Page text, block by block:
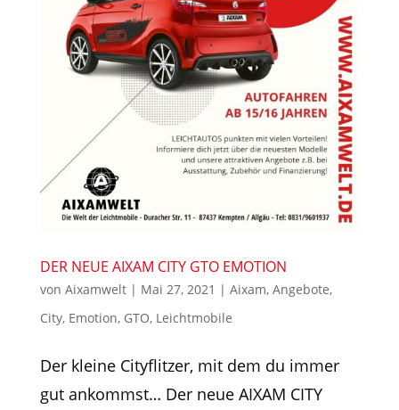
DER NEUE AIXAM CITY GTO EMOTION
von Aixamwelt| Mai 27, 2021 | Aixam, Angebote,
City, Emotion, GTO, Leichtmobile
Der kleine Cityflitzer, mit dem du immer
gut ankommst… Der neue AIXAM CITY